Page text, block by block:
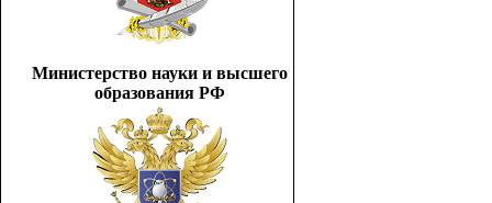
Министерство науки и высшего
образования РФ